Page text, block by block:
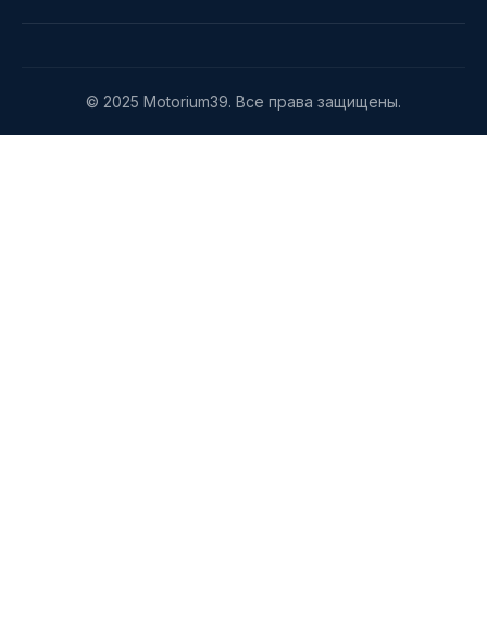
© 2025 Motorium39. Все права защищены.